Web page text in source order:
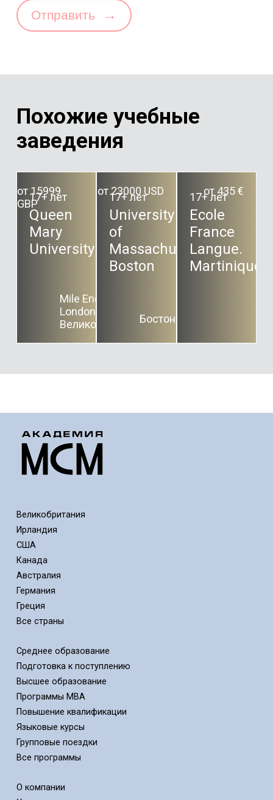
Отправить →
Похожие учебные
заведения
17+ лет
Queen
Mary
University
от 15999
GBP
Mile End Rd,
London E1 4NS,
Великобритания
17+ лет
University
of
Massachusetts
Boston
от 23000 USD
Бостон
17+ лет
Ecole
France
Langue.
Martinique.
от 435 €
Великобритания
Ирландия
США
Канада
Австралия
Германия
Греция
Все страны
Среднее образование
Подготовка к поступлению
Высшее образование
Программы MBA
Повышение квалификации
Языковые курсы
Групповые поездки
Все программы
О компании